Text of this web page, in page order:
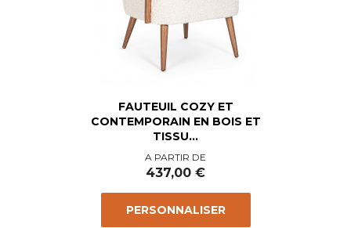
FAUTEUIL COZY ET
CONTEMPORAIN EN BOIS ET
TISSU...
Prix
A PARTIR DE
437,00 €
PERSONNALISER